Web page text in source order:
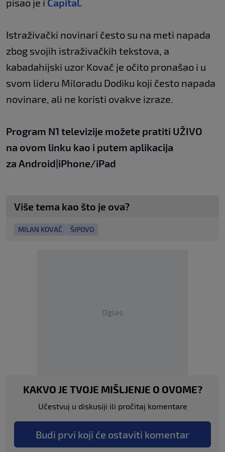
pisao je i Capital.
Istraživački novinari često su na meti napada
zbog svojih istraživačkih tekstova, a
kabadahijski uzor Kovač je očito pronašao i u
svom lideru Miloradu Dodiku koji često napada
novinare, ali ne koristi ovakve izraze.
Program N1 televizije možete pratiti UŽIVO
na ovom linku kao i putem aplikacija
za Android|iPhone/iPad
Više tema kao što je ova?
MILAN KOVAČ ŠIPOVO
Oglas
KAKVO JE TVOJE MIŠLJENJE O OVOME?
Učestvuj u diskusiji ili pročitaj komentare
Budi prvi koji će ostaviti komentar